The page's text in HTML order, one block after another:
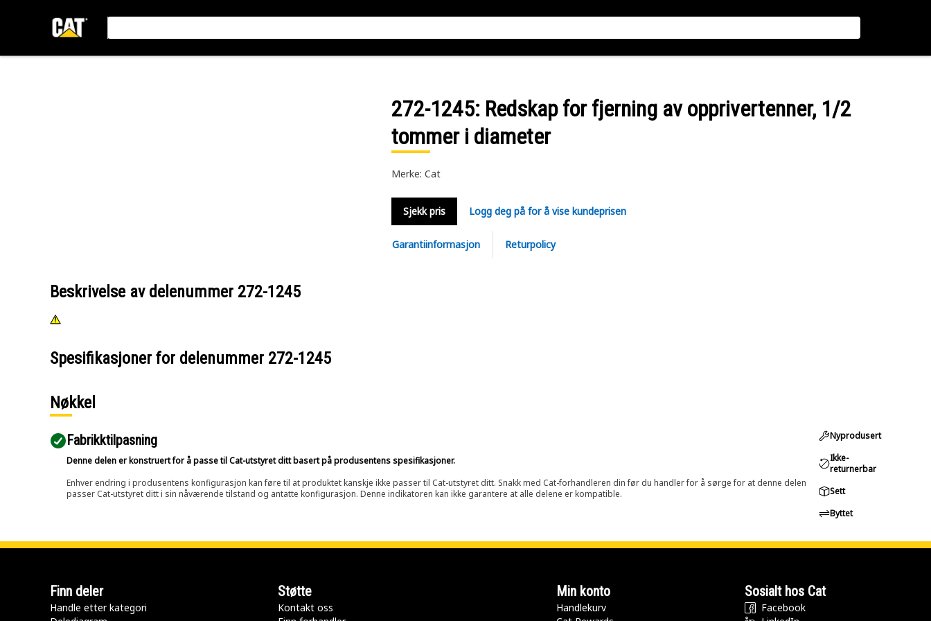
272-1245: Redskap for fjerning av opprivertenner, 1/2
tommer i diameter
Merke: Cat
Sjekk pris Logg deg på for å vise kundeprisen
Garantiinformasjon Returpolicy
Beskrivelse av delenummer 272-1245
Spesifikasjoner for delenummer 272-1245
Nøkkel
Fabrikktilpasning
Denne delen er konstruert for å passe til Cat-utstyret ditt basert på produsentens spesifikasjoner.
Enhver endring i produsentens konfigurasjon kan føre til at produktet kanskje ikke passer til Cat-utstyret ditt. Snakk med Cat-forhandleren din før du handler for å sørge for at denne delen
passer Cat-utstyret ditt i sin nåværende tilstand og antatte konfigurasjon. Denne indikatoren kan ikke garantere at alle delene er kompatible.
Nyprodusert
Ikke-
returnerbar
Sett
Byttet
Finn deler
Handle etter kategori
Støtte
Kontakt oss
Min konto
Handlekurv
Sosialt hos Cat
Facebook